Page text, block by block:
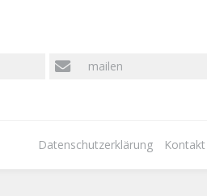
mailen
Datenschutzerklärung Kontakt